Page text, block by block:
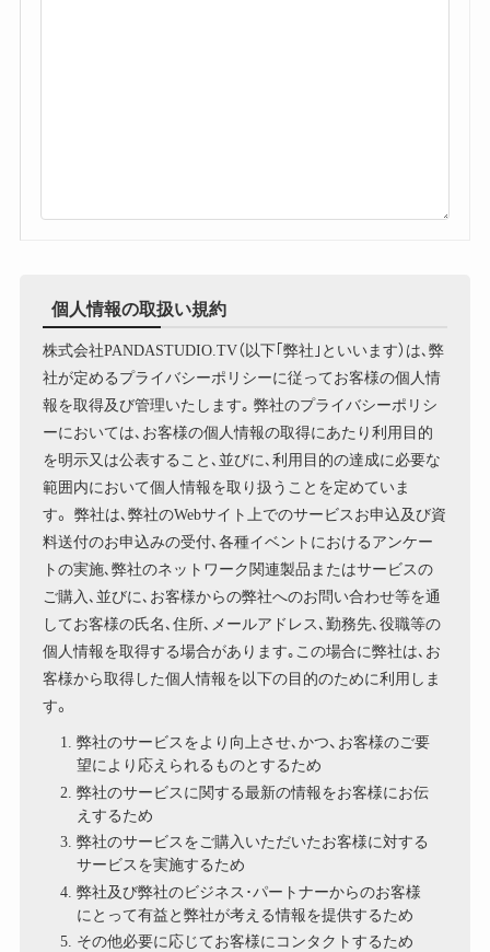
個人情報の取扱い規約
株式会社PANDASTUDIO.TV（以下｢弊社｣といいます）は､弊
社が定めるプライバシーポリシーに従ってお客様の個人情
報を取得及び管理いたします｡ 弊社のプライバシーポリシ
ーにおいては､お客様の個人情報の取得にあたり利用目的
を明示又は公表すること､並びに､利用目的の達成に必要な
範囲内において個人情報を取り扱うことを定めていま
す。 弊社は､弊社のWebサイト上でのサービスお申込及び資
料送付のお申込みの受付､各種イベントにおけるアンケー
トの実施､弊社のネットワーク関連製品またはサービスの
ご購入､並びに､お客様からの弊社へのお問い合わせ等を通
してお客様の氏名､住所､メールアドレス､勤務先､役職等の
個人情報を取得する場合があります｡この場合に弊社は､お
客様から取得した個人情報を以下の目的のために利用しま
す。
弊社のサービスをより向上させ､かつ、お客様のご要
望により応えられるものとするため
弊社のサービスに関する最新の情報をお客様にお伝
えするため
弊社のサービスをご購入いただいたお客様に対する
サービスを実施するため
弊社及び弊社のビジネス･パートナーからのお客様
にとって有益と弊社が考える情報を提供するため
その他必要に応じてお客様にコンタクトするため